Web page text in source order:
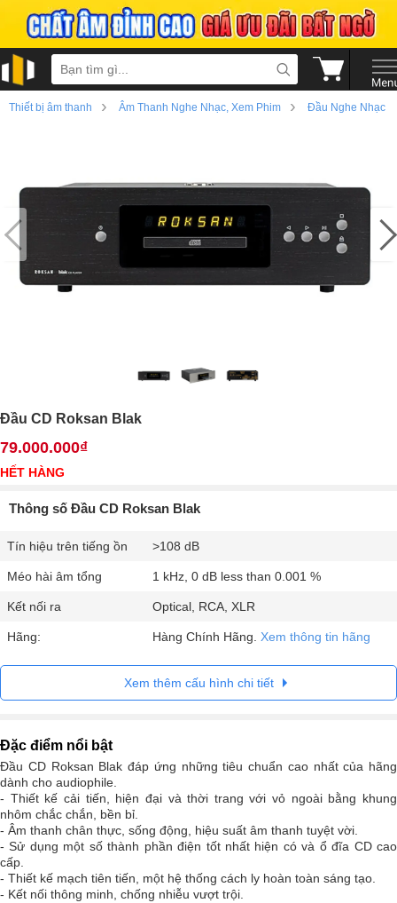
Thiết bị âm thanh › Âm Thanh Nghe Nhạc, Xem Phim › Đầu Nghe Nhạc
Đầu CD Roksan Blak
79.000.000₫
HẾT HÀNG
Thông số Đầu CD Roksan Blak
Tín hiệu trên tiếng ồn >108 dB
Méo hài âm tổng 1 kHz, 0 dB less than 0.001 %
Kết nối ra Optical, RCA, XLR
Hãng: Hàng Chính Hãng. Xem thông tin hãng
Xem thêm cấu hình chi tiết
Đặc điểm nổi bật
Đầu CD Roksan Blak đáp ứng những tiêu chuẩn cao nhất của hãng
dành cho audiophile.
- Thiết kế cải tiến, hiện đại và thời trang với vỏ ngoài bằng khung
nhôm chắc chắn, bền bỉ.
- Âm thanh chân thực, sống động, hiệu suất âm thanh tuyệt vời.
- Sử dụng một số thành phần điện tốt nhất hiện có và ổ đĩa CD cao
cấp.
- Thiết kế mạch tiên tiến, một hệ thống cách ly hoàn toàn sáng tạo.
- Kết nối thông minh, chống nhiễu vượt trội.